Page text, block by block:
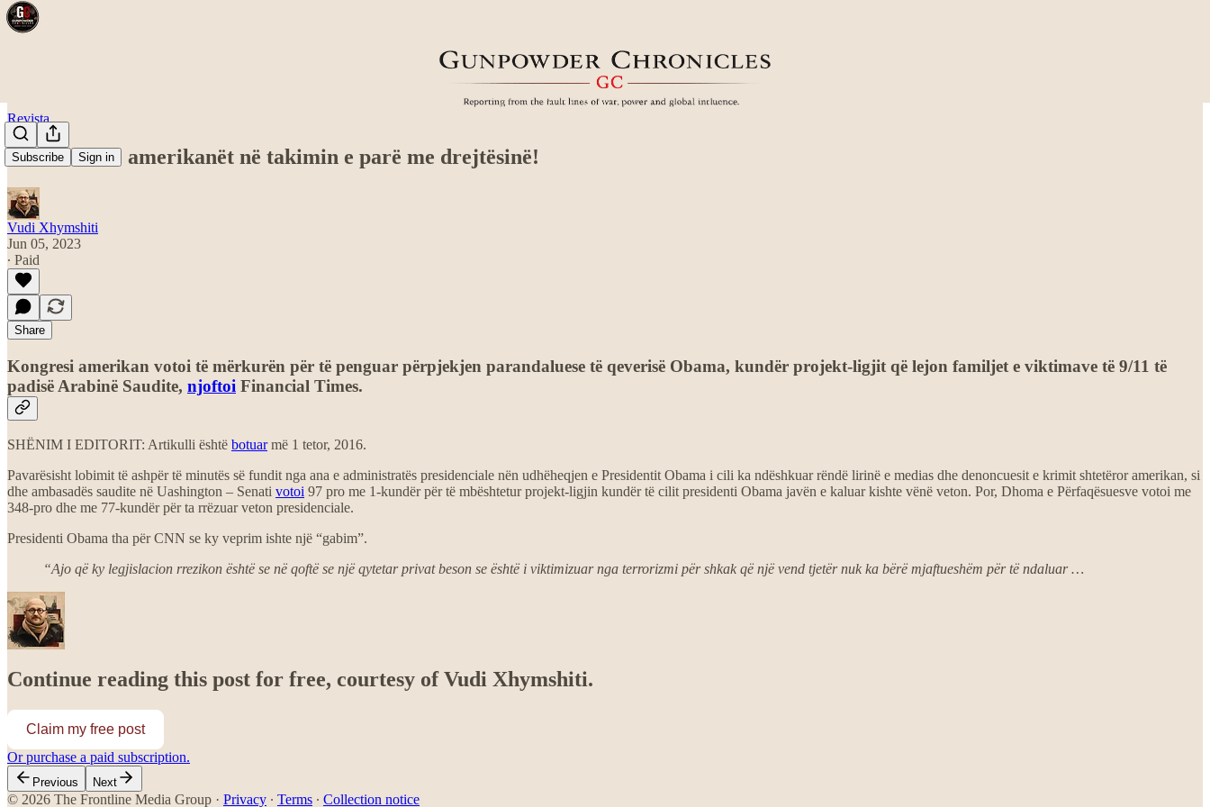
Subscribe Sign in
Revista
Sauditët dhe amerikanët në takimin e parë me drejtësinë!
Vudi Xhymshiti
Jun 05, 2023
∙ Paid
Share
Kongresi amerikan votoi të mërkurën për të penguar përpjekjen parandaluese të qeverisë Obama, kundër projekt-ligjit që lejon familjet e viktimave të 9/11 të
padisë Arabinë Saudite, njoftoi Financial Times.
SHËNIM I EDITORIT: Artikulli është botuarmë 1 tetor, 2016.
Pavarësisht lobimit të ashpër të minutës së fundit nga ana e administratës presidenciale nën udhëheqjen e Presidentit Obama i cili ka ndëshkuar rëndë lirinë e medias dhe denoncuesit e krimit shtetëror amerikan, si
dhe ambasadës saudite në Uashington – Senati votoi 97 pro me 1-kundër për të mbështetur projekt-ligjin kundër të cilit presidenti Obama javën e kaluar kishte vënë veton. Por, Dhoma e Përfaqësuesve votoi me
348-pro dhe me 77-kundër për ta rrëzuar veton presidenciale.
Presidenti Obama tha për CNN se ky veprim ishte një “gabim”.
“Ajo që ky legjislacion rrezikon është se në qoftë se një qytetar privat beson se është i viktimizuar nga terrorizmi për shkak që një vend tjetër nuk ka bërë mjaftueshëm për të ndaluar …
Continue reading this post for free, courtesy of Vudi Xhymshiti.
Claim my free post
Or purchase a paid subscription.
Previous Next
© 2026 The Frontline Media Group · Privacy ∙ Terms ∙ Collection notice